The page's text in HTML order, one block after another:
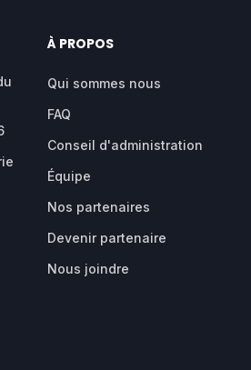
À PROPOS
Qui sommes nous
FAQ
Conseil d'administration
Équipe
Nos partenaires
Devenir partenaire
Nous joindre